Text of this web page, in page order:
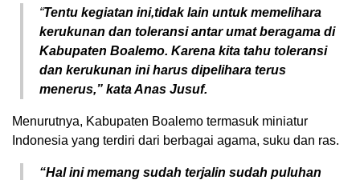
“Tentu kegiatan ini,tidak lain untuk memelihara
kerukunan dan toleransi antar umat beragama di
Kabupaten Boalemo. Karena kita tahu toleransi
dan kerukunan ini harus dipelihara terus
menerus,” kata Anas Jusuf.
Menurutnya, Kabupaten Boalemo termasuk miniatur
Indonesia yang terdiri dari berbagai agama, suku dan ras.
“Hal ini memang sudah terjalin sudah puluhan